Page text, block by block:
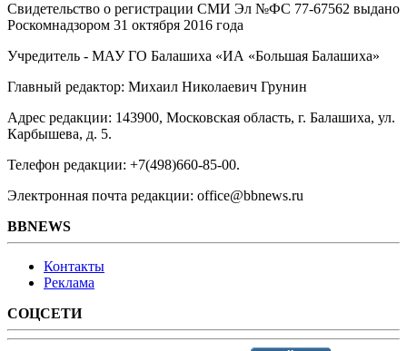
Свидетельство о регистрации СМИ Эл №ФС ‎77-67562 выдано
Роскомнадзором 31 октября 2016 года
Учредитель - МАУ ГО Балашиха «ИА «Большая Балашиха»
Главный редактор: Михаил Николаевич Грунин
Адрес редакции: 143900, Московская область, г. Балашиха, ул.
Карбышева, д. 5.
Телефон редакции: +7(498)660-85-00.
Электронная почта редакции: office@bbnews.ru
BBNEWS
Контакты
Реклама
СОЦСЕТИ